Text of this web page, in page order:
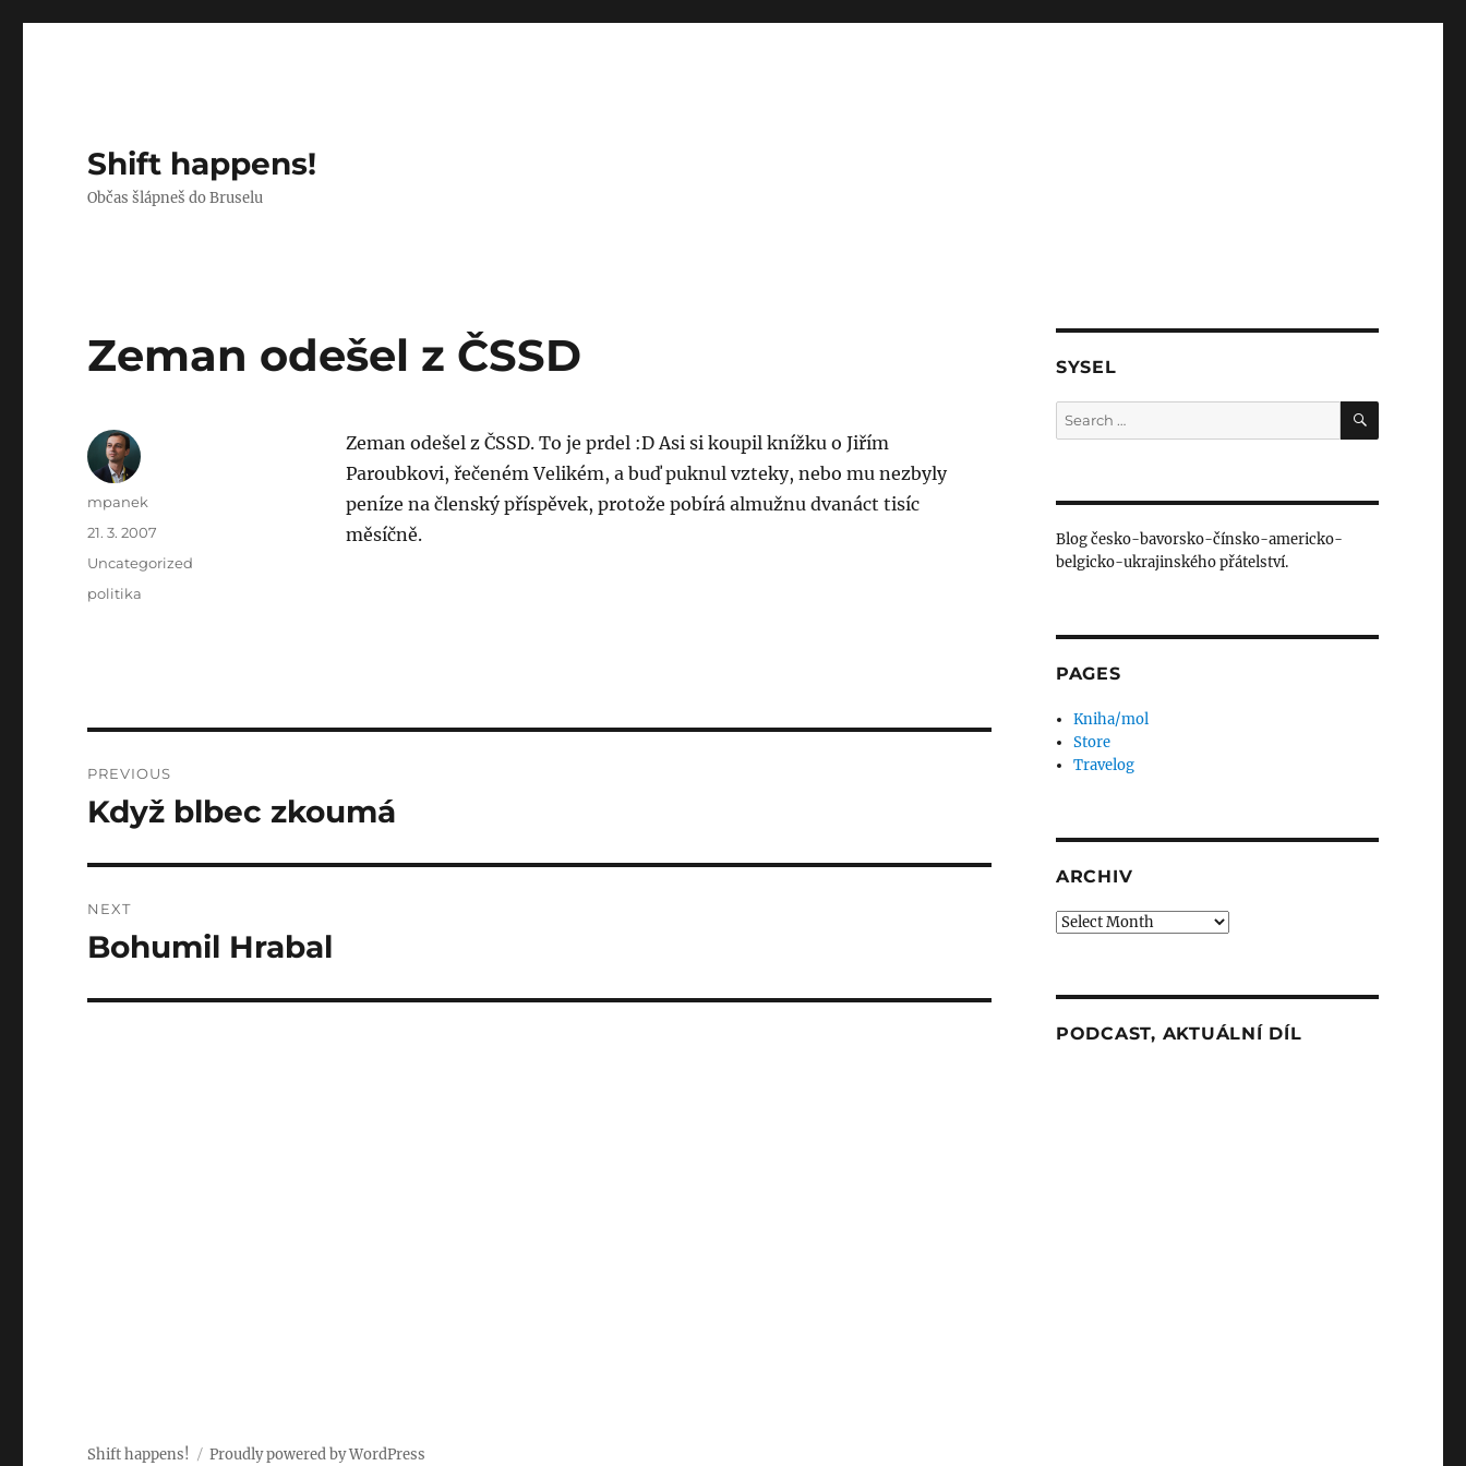
Shift happens!
Občas šlápneš do Bruselu
Zeman odešel z ČSSD
Zeman odešel z ČSSD. To je prdel :D Asi si koupil knížku o Jiřím
Paroubkovi, řečeném Velikém, a buď puknul vzteky, nebo mu nezbyly
peníze na členský příspěvek, protože pobírá almužnu dvanáct tisíc
měsíčně.
Author
mpanek
Posted
21. 3. 2007
Categories
Uncategorized
Tags
politika
navigation
PREVIOUS
Previous
Když blbec zkoumá
NEXT
Next
Bohumil Hrabal
SYSEL
Search
for:
SEARCH
Blog česko-bavorsko-čínsko-americko-
belgicko-ukrajinského přátelství.
PAGES
Kniha/mol
Store
Travelog
ARCHIV
Archiv
PODCAST, AKTUÁLNÍ DÍL
Shift happens! Proudly powered by WordPress